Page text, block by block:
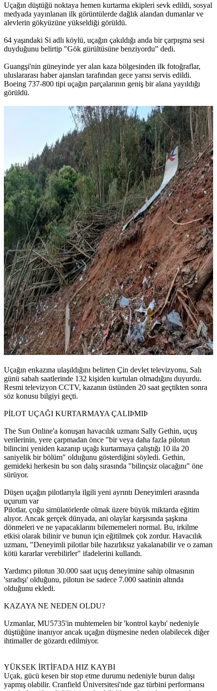
Uçağın düştüğü noktaya hemen kurtarma ekipleri sevk edildi, sosyal
medyada yayınlanan ilk görüntülerde dağlık alandan dumanlar ve
alevlerin gökyüzüne yükseldiği görüldü.
64 yaşındaki Si adlı köylü, uçağın çakıldığı anda bir çarpışma sesi
duyduğunu belirtip "Gök gürültüsüne benziyordu" dedi.
Guangşi'nin güneyinde yer alan kaza bölgesinden ilk fotoğraflar,
uluslararası haber ajansları tarafından gece yarısı servis edildi.
Boeing 737-800 tipi uçağın parçalarının geniş bir alana yayıldığı
görüldü.
Uçağın enkazına ulaşıldığını belirten Çin devlet televizyonu, Salı
günü sabah saatlerinde 132 kişiden kurtulan olmadığını duyurdu.
Resmi televizyon CCTV, kazanın üstünden 20 saat geçtikten sonra
söz konusu bilgiyi geçti.
PİLOT UÇAĞI KURTARMAYA ÇALIÞMIÞ
The Sun Online'a konuşan havacılık uzmanı Sally Gethin, uçuş
verilerinin, yere çarpmadan önce "bir veya daha fazla pilotun
bilincini yeniden kazanıp uçağı kurtarmaya çalıştığı 10 ila 20
saniyelik bir bölüm" olduğunu gösterdiğini söyledi. Gethin,
gemideki herkesin bu son dalış sırasında "bilinçsiz olacağını" öne
sürüyor.
Düşen uçağın pilotlarıyla ilgili yeni ayrıntı Deneyimleri arasında
uçurum var
Pilotlar, çoğu simülatörlerde olmak üzere büyük miktarda eğitim
alıyor. Ancak gerçek dünyada, ani olaylar karşısında şaşkına
dönmeleri ve ne yapacaklarını bilememeleri normal. Bu, irkilme
etkisi olarak bilinir ve bunun için eğitilmek çok zordur. Havacılık
uzmanı, "Deneyimli pilotlar bile hazırlıksız yakalanabilir ve o zaman
kötü kararlar verebilirler" ifadelerini kullandı.
Yardımcı pilotun 30.000 saat uçuş deneyimine sahip olmasının
'sıradışı' olduğunu, pilotun ise sadece 7.000 saatinin altında
olduğunu ekledi.
KAZAYA NE NEDEN OLDU?
Uzmanlar, MU5735'in muhtemelen bir 'kontrol kaybı' nedeniyle
düştüğüne inanıyor ancak uçağın düşmesine neden olabilecek diğer
ihtimaller de gözardı edilmiyor.
YÜKSEK İRTİFADA HIZ KAYBI
Uçak, gücü kesen bir stop etme durumu nedeniyle burun dalışı
yapmış olabilir. Cranfield Üniversitesi'nde gaz türbini performansı